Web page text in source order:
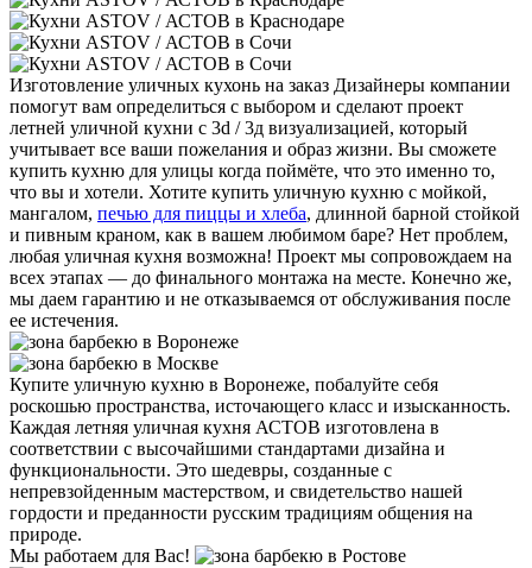
Изготовление уличных кухонь на заказ Дизайнеры компании
помогут вам определиться с выбором и сделают проект
летней уличной кухни с 3d / 3д визуализацией, который
учитывает все ваши пожелания и образ жизни. Вы сможете
купить кухню для улицы когда поймёте, что это именно то,
что вы и хотели. Хотите купить уличную кухню с мойкой,
мангалом, печью для пиццы и хлеба, длинной барной стойкой
и пивным краном, как в вашем любимом баре? Нет проблем,
любая уличная кухня возможна! Проект мы сопровождаем на
всех этапах — до финального монтажа на месте. Конечно же,
мы даем гарантию и не отказываемся от обслуживания после
ее истечения.
Купите уличную кухню в Воронеже, побалуйте себя
роскошью пространства, источающего класс и изысканность.
Каждая летняя уличная кухня АСТОВ изготовлена в
соответствии с высочайшими стандартами дизайна и
функциональности. Это шедевры, созданные с
непревзойденным мастерством, и свидетельство нашей
гордости и преданности русским традициям общения на
природе.
Мы работаем для Вас!